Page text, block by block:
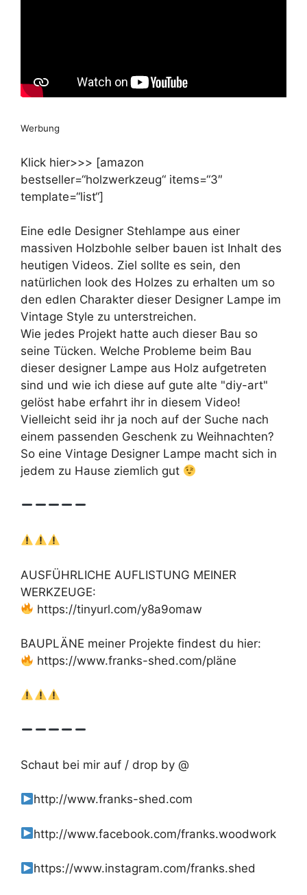
Werbung
Klick hier>>> [amazon
bestseller=“holzwerkzeug“ items=“3″
template=“list“]
Eine edle Designer Stehlampe aus einer
massiven Holzbohle selber bauen ist Inhalt des
heutigen Videos. Ziel sollte es sein, den
natürlichen look des Holzes zu erhalten um so
den edlen Charakter dieser Designer Lampe im
Vintage Style zu unterstreichen.
Wie jedes Projekt hatte auch dieser Bau so
seine Tücken. Welche Probleme beim Bau
dieser designer Lampe aus Holz aufgetreten
sind und wie ich diese auf gute alte "diy-art"
gelöst habe erfahrt ihr in diesem Video!
Vielleicht seid ihr ja noch auf der Suche nach
einem passenden Geschenk zu Weihnachten?
So eine Vintage Designer Lampe macht sich in
jedem zu Hause ziemlich gut
AUSFÜHRLICHE AUFLISTUNG MEINER
WERKZEUGE:
https://tinyurl.com/y8a9omaw
BAUPLÄNE meiner Projekte findest du hier:
https://www.franks-shed.com/pläne
Schaut bei mir auf / drop by @
http://www.franks-shed.com
http://www.facebook.com/franks.woodwork
https://www.instagram.com/franks.shed